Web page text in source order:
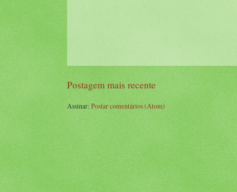
Postagem mais recente
Assinar:Postar comentários (Atom)